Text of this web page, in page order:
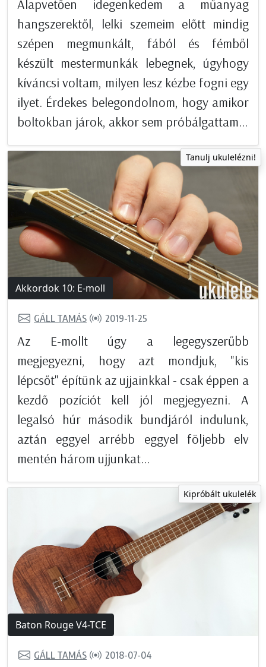
Alapvetően idegenkedem a műanyag
hangszerektől, lelki szemeim előtt mindig
szépen megmunkált, fából és fémből
készült mestermunkák lebegnek, úgyhogy
kíváncsi voltam, milyen lesz kézbe fogni egy
ilyet. Érdekes belegondolnom, hogy amikor
boltokban járok, akkor sem próbálgattam...
Tanulj ukulelézni!
Akkordok 10: E-moll
GÁLL TAMÁS 2019-11-25
Az E-mollt úgy a legegyszerűbb
megjegyezni, hogy azt mondjuk, "kis
lépcsőt" építünk az ujjainkkal - csak éppen a
kezdő pozíciót kell jól megjegyezni. A
legalsó húr második bundjáról indulunk,
aztán eggyel arrébb eggyel följebb elv
mentén három ujjunkat...
Kipróbált ukulelék
Baton Rouge V4-TCE
GÁLL TAMÁS 2018-07-04